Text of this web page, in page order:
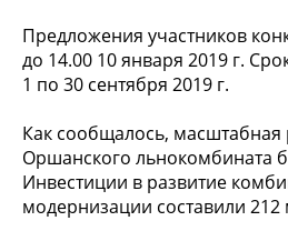
Предложения участников
до 14.00 10 января 2019 г.
1 по 30 сентября 2019 г.
Как сообщалось, масштабная
Оршанского льнокомбината
Инвестиции в развитие
модернизации составили 212